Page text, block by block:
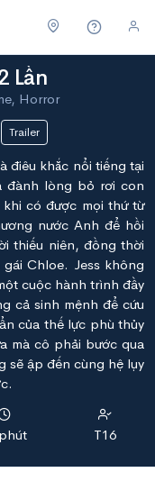
Lần
Horror
Trailer
điêu khắc nổi tiếng tại
đành lòng bỏ rơi con
khi có được mọi thứ từ
nước Anh để hồi
thiếu niên, đồng thời
Chloe. Jess không
cuộc hành trình đầy
cả sinh mệnh để cứu
của thế lực phù thủy
mà cô phải bước qua
sẽ ập đến cùng hệ lụy
T16